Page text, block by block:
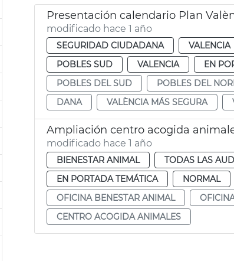
Presentación calendario Plan
modificado hace 1 año
SEGURIDAD CIUDADANA VALENCIA
POBLES SUD
VALENCIA EN
POBLES DEL SUD
POBLES DEL
DANA
VALÈNCIA MÁS SEGURA
Ampliación centro acogida
modificado hace 1 año
BIENESTAR ANIMAL TODAS LAS
EN PORTADA TEMÁTICA
NORMAL
OFICINA BENESTAR ANIMAL
CENTRO ACOGIDA ANIMALES